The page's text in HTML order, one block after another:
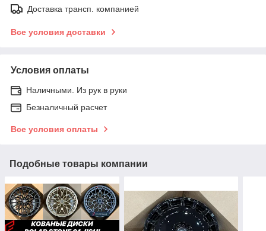
Доставка трансп. компанией
Все условия доставки
Условия оплаты
Наличными. Из рук в руки
Безналичный расчет
Все условия оплаты
Подобные товары компании